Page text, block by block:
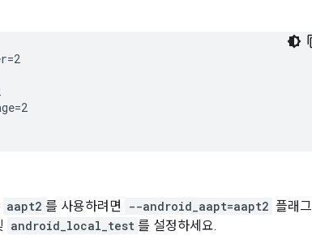
aapt2 를 사용하려면 --android_aapt=aapt2 플래그
android_local_test 를 설정하세요.